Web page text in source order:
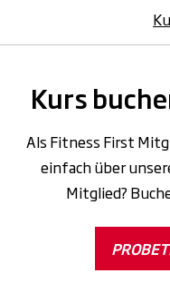
Kurs
Als Fitness First
einfach über
Mitglied?